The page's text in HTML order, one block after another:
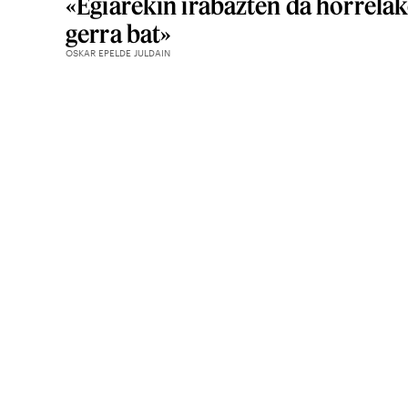
gerra bat»
OSKAR EPELDE JULDAIN